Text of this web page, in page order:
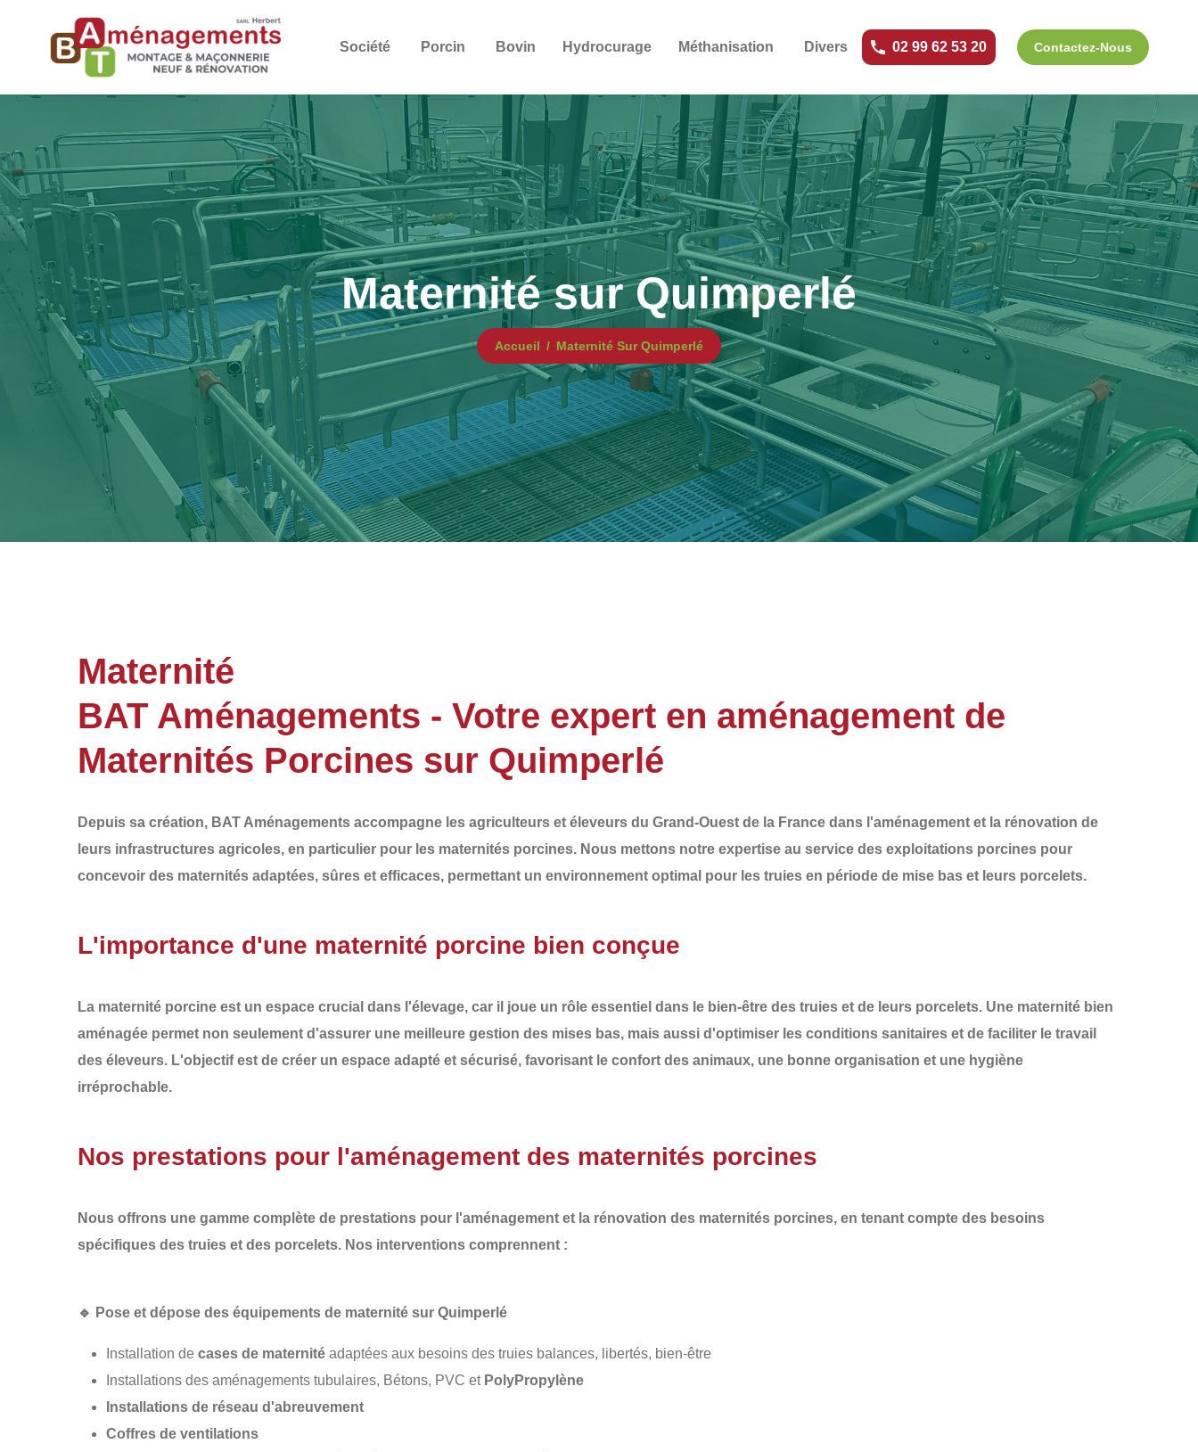
Société Porcin Bovin Hydrocurage Méthanisation Divers 02 99 62 53 20 Contactez-Nous
Maternité sur Quimperlé
Accueil Maternité Sur Quimperlé
Maternité
BAT Aménagements - Votre expert en aménagement de
Maternités Porcines sur Quimperlé
Depuis sa création, BAT Aménagements accompagne les agriculteurs et éleveurs du Grand-Ouest de la France dans l'aménagement et la rénovation de
leurs infrastructures agricoles, en particulier pour les maternités porcines. Nous mettons notre expertise au service des exploitations porcines pour
concevoir des maternités adaptées, sûres et efficaces, permettant un environnement optimal pour les truies en période de mise bas et leurs porcelets.
L'importance d'une maternité porcine bien conçue
La maternité porcine est un espace crucial dans l'élevage, car il joue un rôle essentiel dans le bien-être des truies et de leurs porcelets. Une maternité bien
aménagée permet non seulement d'assurer une meilleure gestion des mises bas, mais aussi d'optimiser les conditions sanitaires et de faciliter le travail
des éleveurs. L'objectif est de créer un espace adapté et sécurisé, favorisant le confort des animaux, une bonne organisation et une hygiène
irréprochable.
Nos prestations pour l'aménagement des maternités porcines
Nous offrons une gamme complète de prestations pour l'aménagement et la rénovation des maternités porcines, en tenant compte des besoins
spécifiques des truies et des porcelets. Nos interventions comprennent :
🔹 Pose et dépose des équipements de maternité sur Quimperlé
Installation de cases de maternité adaptées aux besoins des truies balances, libertés, bien-être
Installations des aménagements tubulaires, Bétons, PVC et PolyPropylène
Installations de réseau d'abreuvement
Coffres de ventilations